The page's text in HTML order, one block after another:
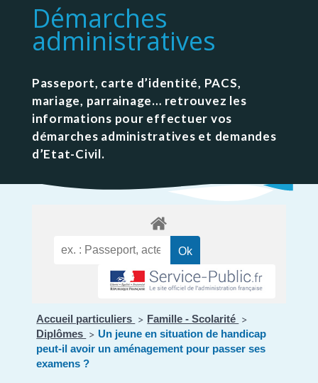
Démarches
administratives
Passeport, carte d’identité, PACS,
mariage, parrainage… retrouvez les
informations pour effectuer vos
démarches administratives et demandes
d’Etat-Civil.
Accueil particuliers > Famille - Scolarité >
Diplômes > Un jeune en situation de handicap
peut-il avoir un aménagement pour passer ses
examens ?